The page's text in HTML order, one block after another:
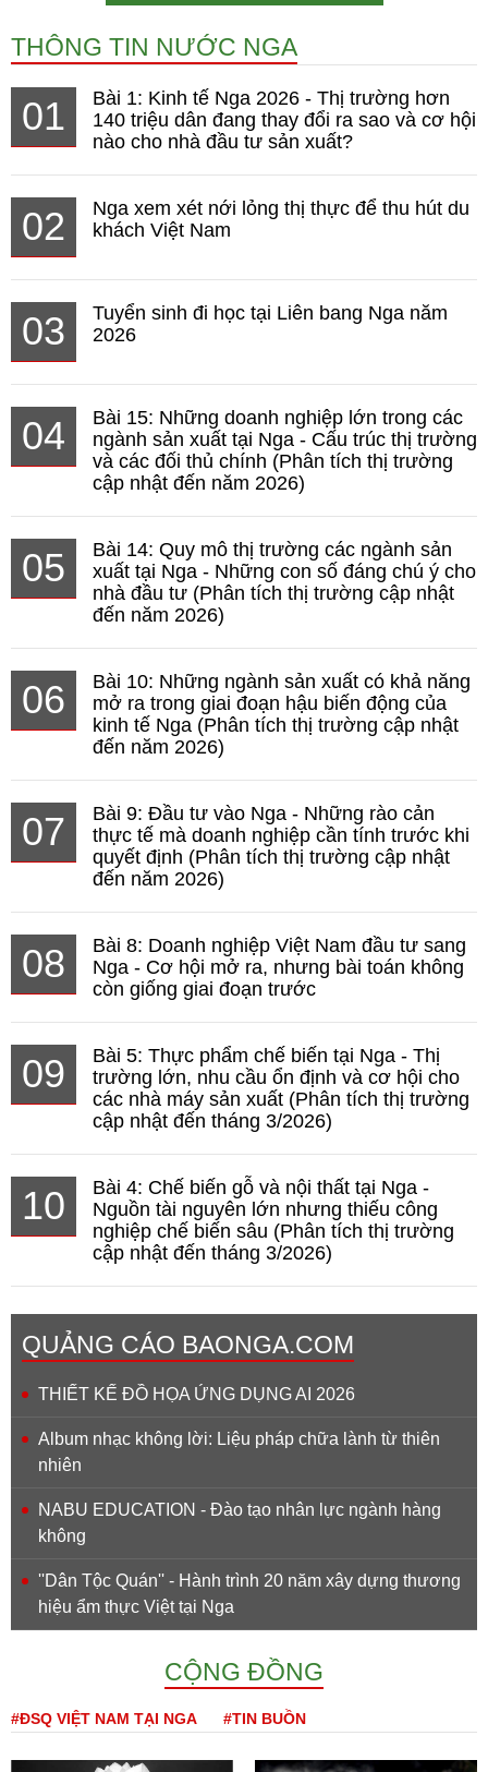
THÔNG TIN NƯỚC NGA
01
Bài 1: Kinh tế Nga 2026 - Thị trường hơn
140 triệu dân đang thay đổi ra sao và cơ hội
nào cho nhà đầu tư sản xuất?
02
Nga xem xét nới lỏng thị thực để thu hút du
khách Việt Nam
03
Tuyển sinh đi học tại Liên bang Nga năm
2026
04
Bài 15: Những doanh nghiệp lớn trong các
ngành sản xuất tại Nga - Cấu trúc thị trường
và các đối thủ chính (Phân tích thị trường
cập nhật đến năm 2026)
05
Bài 14: Quy mô thị trường các ngành sản
xuất tại Nga - Những con số đáng chú ý cho
nhà đầu tư (Phân tích thị trường cập nhật
đến năm 2026)
06
Bài 10: Những ngành sản xuất có khả năng
mở ra trong giai đoạn hậu biến động của
kinh tế Nga (Phân tích thị trường cập nhật
đến năm 2026)
07
Bài 9: Đầu tư vào Nga - Những rào cản
thực tế mà doanh nghiệp cần tính trước khi
quyết định (Phân tích thị trường cập nhật
đến năm 2026)
08
Bài 8: Doanh nghiệp Việt Nam đầu tư sang
Nga - Cơ hội mở ra, nhưng bài toán không
còn giống giai đoạn trước
09
Bài 5: Thực phẩm chế biến tại Nga - Thị
trường lớn, nhu cầu ổn định và cơ hội cho
các nhà máy sản xuất (Phân tích thị trường
cập nhật đến tháng 3/2026)
10
Bài 4: Chế biến gỗ và nội thất tại Nga -
Nguồn tài nguyên lớn nhưng thiếu công
nghiệp chế biến sâu (Phân tích thị trường
cập nhật đến tháng 3/2026)
QUẢNG CÁO BAONGA.COM
THIẾT KẾ ĐỒ HỌA ỨNG DỤNG AI 2026
Album nhạc không lời: Liệu pháp chữa lành từ thiên
nhiên
NABU EDUCATION - Đào tạo nhân lực ngành hàng
không
''Dân Tộc Quán'' - Hành trình 20 năm xây dựng thương
hiệu ẩm thực Việt tại Nga
CỘNG ĐỒNG
#ĐSQ VIỆT NAM TẠI NGA #TIN BUỒN